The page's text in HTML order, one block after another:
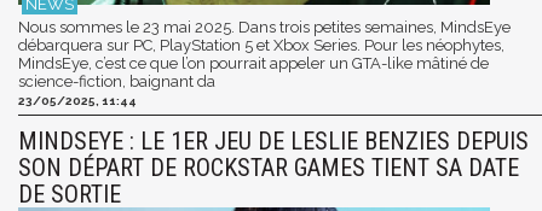
Nous sommes le 23 mai 2025. Dans trois petites semaines, MindsEye
débarquera sur PC, PlayStation 5 et Xbox Series. Pour les néophytes,
MindsEye, c’est ce que l’on pourrait appeler un GTA-like mâtiné de
science-fiction, baignant da
23/05/2025, 11:44
MINDSEYE : LE 1ER JEU DE LESLIE BENZIES DEPUIS
SON DÉPART DE ROCKSTAR GAMES TIENT SA DATE
DE SORTIE